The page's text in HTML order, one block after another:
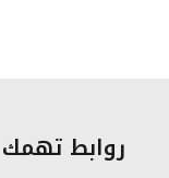
روابط تهمك